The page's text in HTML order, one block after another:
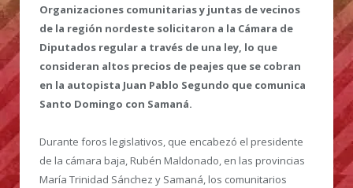
Organizaciones comunitarias y juntas de vecinos
de la región nordeste solicitaron a la Cámara de
Diputados regular a través de una ley, lo que
consideran altos precios de peajes que se cobran
en la autopista Juan Pablo Segundo que comunica
Santo Domingo con Samaná.
Durante foros legislativos, que encabezó el presidente
de la cámara baja, Rubén Maldonado, en las provincias
María Trinidad Sánchez y Samaná, los comunitarios